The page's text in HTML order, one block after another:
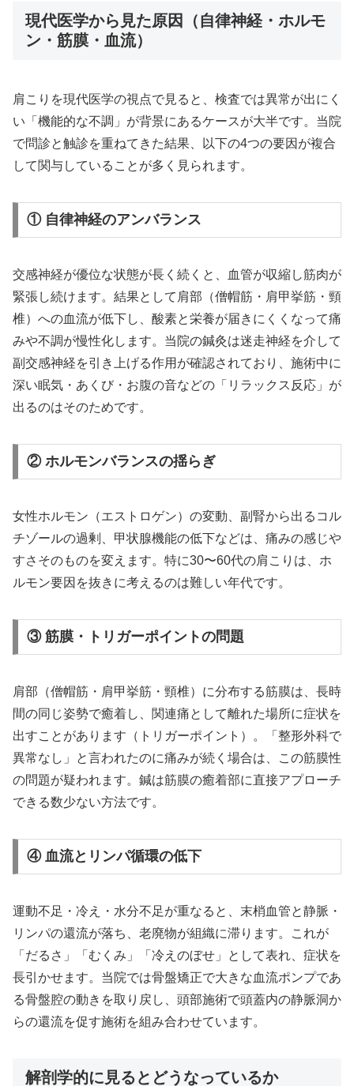
現代医学から見た原因（自律神経・ホルモ
ン・筋膜・血流）
肩こりを現代医学の視点で見ると、検査では異常が出にく
い「機能的な不調」が背景にあるケースが大半です。当院
で問診と触診を重ねてきた結果、以下の4つの要因が複合
して関与していることが多く見られます。
① 自律神経のアンバランス
交感神経が優位な状態が長く続くと、血管が収縮し筋肉が
緊張し続けます。結果として肩部（僧帽筋・肩甲挙筋・頸
椎）への血流が低下し、酸素と栄養が届きにくくなって痛
みや不調が慢性化します。当院の鍼灸は迷走神経を介して
副交感神経を引き上げる作用が確認されており、施術中に
深い眠気・あくび・お腹の音などの「リラックス反応」が
出るのはそのためです。
② ホルモンバランスの揺らぎ
女性ホルモン（エストロゲン）の変動、副腎から出るコル
チゾールの過剰、甲状腺機能の低下などは、痛みの感じや
すさそのものを変えます。特に30〜60代の肩こりは、ホ
ルモン要因を抜きに考えるのは難しい年代です。
③ 筋膜・トリガーポイントの問題
肩部（僧帽筋・肩甲挙筋・頸椎）に分布する筋膜は、長時
間の同じ姿勢で癒着し、関連痛として離れた場所に症状を
出すことがあります（トリガーポイント）。「整形外科で
異常なし」と言われたのに痛みが続く場合は、この筋膜性
の問題が疑われます。鍼は筋膜の癒着部に直接アプローチ
できる数少ない方法です。
④ 血流とリンパ循環の低下
運動不足・冷え・水分不足が重なると、末梢血管と静脈・
リンパの還流が落ち、老廃物が組織に滞ります。これが
「だるさ」「むくみ」「冷えのぼせ」として表れ、症状を
長引かせます。当院では骨盤矯正で大きな血流ポンプであ
る骨盤腔の動きを取り戻し、頭部施術で頭蓋内の静脈洞か
らの還流を促す施術を組み合わせています。
解剖学的に見るとどうなっているか